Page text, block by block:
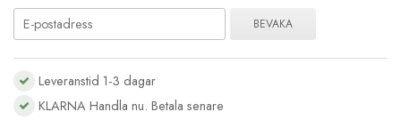
BEVAKA
Leveranstid 1-3 dagar
KLARNA Handla nu. Betala senare